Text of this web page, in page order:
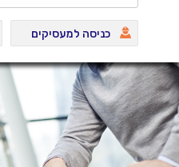
כניסה למעסיקים